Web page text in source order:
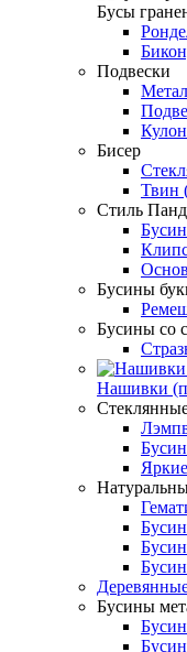
Бусы
Подвески
Бисер
Твин
Стиль
Бусины
Бусины со
Нашивки
Бусины